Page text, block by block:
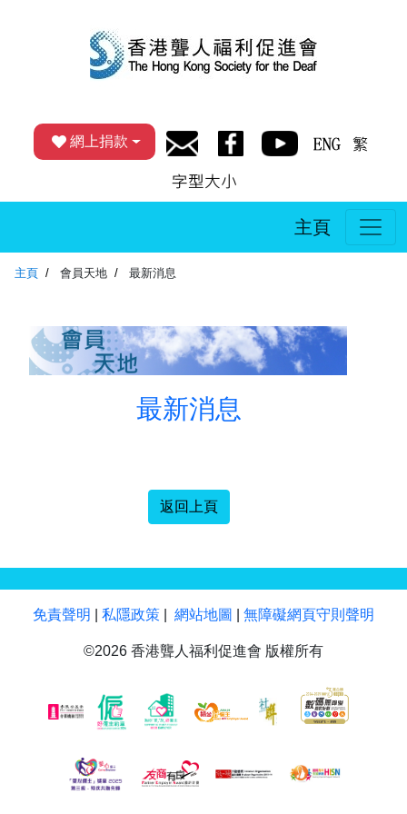
網上捐款
主頁
主頁 會員天地 最新消息
最新消息
返回上頁
免責聲明 私隱政策 網站地圖 無障礙網頁守則聲明
©2026 香港聾人福利促進會 版權所有